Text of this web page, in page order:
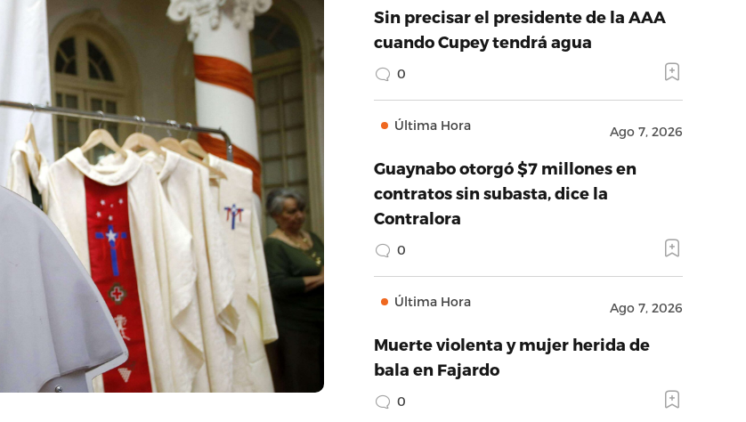
Sin precisar el presidente de la AAA
cuando Cupey tendrá agua
0
Última Hora Ago 7, 2026
Guaynabo otorgó $7 millones en
contratos sin subasta, dice la
Contralora
0
Última Hora Ago 7, 2026
Muerte violenta y mujer herida de
bala en Fajardo
0